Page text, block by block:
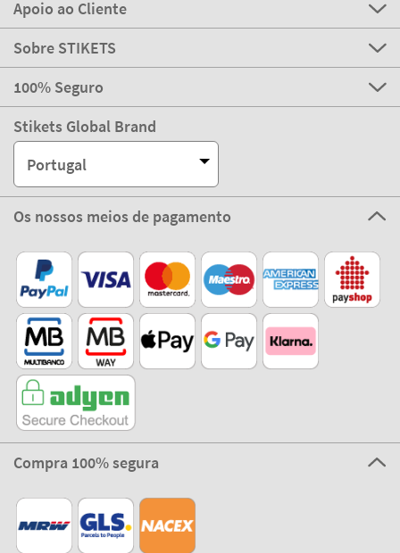
Apoio ao Cliente
Sobre STIKETS
100% Seguro
Stikets Global Brand
Portugal
Os nossos meios de pagamento
Compra 100% segura